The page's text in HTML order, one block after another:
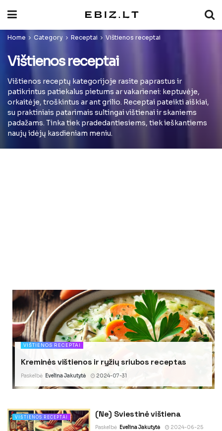
Home Category Receptai Vištienos receptai
Vištienos receptai
Vištienos receptų kategorijoje rasite paprastus ir
patikrintus patiekalus pietums ar vakarienei: keptuvėje,
orkaitėje, troškintus ar ant grilio. Receptai pateikti aiškiai,
su praktiniais patarimais sultingai vištienai ir skaniems
padažams. Tinka tiek pradedantiesiems, tiek ieškantiems
naujų idėjų kasdieniam meniu.
VIŠTIENOS RECEPTAI
Kreminės vištienos ir ryžių sriubos receptas
Paskelbė Evelina Jakutytė 2024-07-31
VIŠTIENOS RECEPTAI (Ne) Sviestinė vištiena
Paskelbė Evelina Jakutytė 2024-06-25